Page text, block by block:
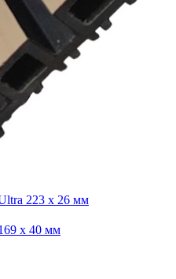
223 x 26 мм
x 40 мм